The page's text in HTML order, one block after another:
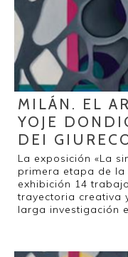
MILÁN. EL
YOJE
DEI
La exposición «La
primera etapa de la
exhibición 14
trayectoria creativa
larga investigación